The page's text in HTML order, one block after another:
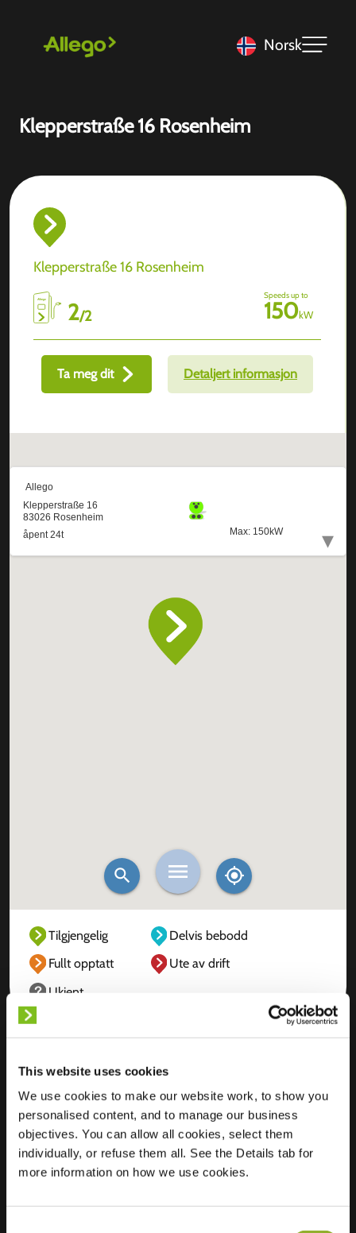
This website uses cookies
We use cookies to make our website work, to show you
personalised content, and to manage our business
objectives. You can allow all cookies, select them
individually, or refuse them all. See the Details tab for
more information on how we use cookies.
Norsk
Klepperstraße 16 Rosenheim
Klepperstraße 16 Rosenheim
2/2
Speeds up to
150kW
Ta meg dit Detaljert informasjon
Tilgjengelig
Delvis bebodd
Fullt opptatt
Ute av drift
Ukjent
Sted
Klepperstraße 16
83026 Rosenheim
Tyskland
Ultra-Fast
2 of 2 available